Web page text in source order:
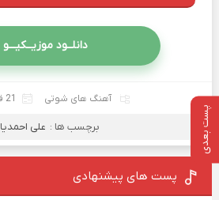
پست بعدی
دانلــود موزیــکیـــو
آهنگ های شوتی 21 فوریه 2024
برچسب ها : علی
پست های پیشنهادی